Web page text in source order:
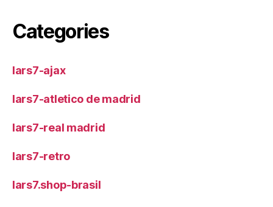
Categories
lars7-ajax
lars7-atletico de madrid
lars7-real madrid
lars7-retro
lars7.shop-brasil